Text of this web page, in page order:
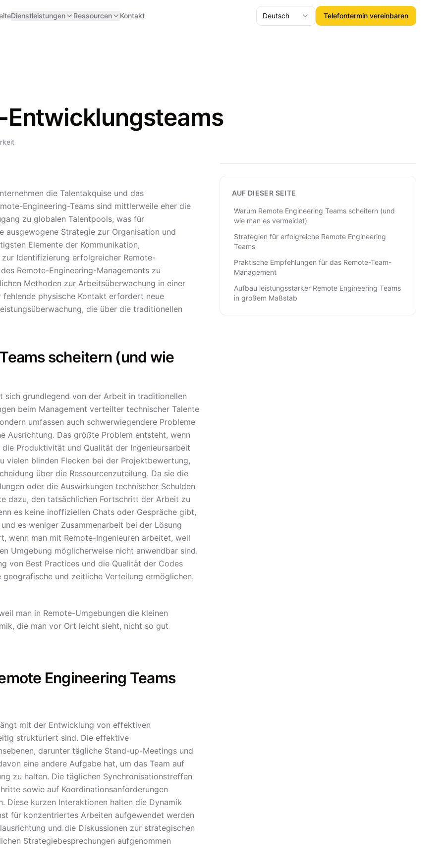
Dienstleistungen Ressourcen Kontakt Deutsch Telefontermin vereinbaren
Entwicklungsteams
die Talentakquise und das
Engineering-Teams sind mittlerweile eher die
zu globalen Talentpools, was für
ausgewogene Strategie zur Organisation und
Elemente der Kommunikation,
Identifizierung erfolgreicher Remote-
Remote-Engineering-Managements zu
Methoden zur Arbeitsüberwachung in einer
physische Kontakt erfordert neue
die über die traditionellen
scheitern (und wie
sich grundlegend von der Arbeit in traditionellen
beim Management verteilter technischer Talente
umfassen auch schwerwiegendere Probleme
Ausrichtung. Das größte Problem entsteht, wenn
Produktivität und Qualität der Ingenieursarbeit
vielen blinden Flecken bei der Projektbewertung,
über die Ressourcenzuteilung. Da sie die
oder die Auswirkungen technischer Schulden
dazu, den tatsächlichen Fortschritt der Arbeit zu
es keine inoffiziellen Chats oder Gespräche gibt,
es weniger Zusammenarbeit bei der Lösung
wenn man mit Remote-Ingenieuren arbeitet, weil
Umgebung möglicherweise nicht anwendbar sind.
von Best Practices und die Qualität der Codes
und zeitliche Verteilung ermöglichen.
man in Remote-Umgebungen die kleinen
die man vor Ort leicht sieht, nicht so gut
Engineering Teams
mit der Entwicklung von effektiven
strukturiert sind. Die effektive
darunter tägliche Stand-up-Meetings und
eine andere Aufgabe hat, um das Team auf
zu halten. Die täglichen Synchronisationstreffen
sowie auf Koordinationsanforderungen
Diese kurzen Interaktionen halten die Dynamik
für konzentriertes Arbeiten aufgewendet werden
und die Diskussionen zur strategischen
Strategiebesprechungen aufgenommen
AUF DIESER SEITE
Warum Remote Engineering Teams scheitern (und
wie man es vermeidet)
Strategien für erfolgreiche Remote Engineering
Teams
Praktische Empfehlungen für das Remote-Team-
Management
Aufbau leistungsstarker Remote Engineering Teams
in großem Maßstab